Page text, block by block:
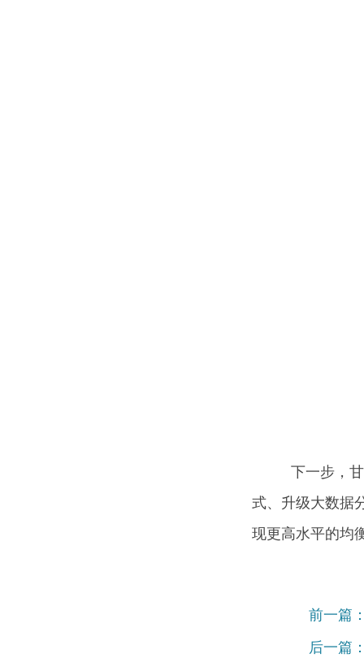
下一步，甘
式、升级大数据
现更高水平的均
前一篇
后一篇